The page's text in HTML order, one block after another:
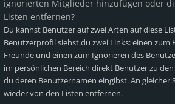
ignorierten Mitglieder hinzufügen oder
Listen entfernen?
Du kannst Benutzer auf zwei Arten auf diese
Benutzerprofil siehst du zwei Links: einen zum
Freunde und einen zum Ignorieren des
im persönlichen Bereich direkt Benutzer zu
du deren Benutzernamen eingibst. An gleicher
wieder von den Listen entfernen.